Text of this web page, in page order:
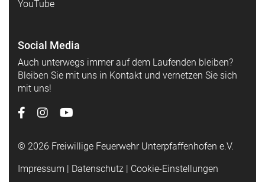
YouTube
Social Media
Auch unterwegs immer auf dem Laufenden bleiben?
Bleiben Sie mit uns in Kontakt und vernetzen Sie sich
mit uns!
© 2026 Freiwillige Feuerwehr Unterpfaffenhofen e.V.
Impressum | Datenschutz | Cookie-Einstellungen